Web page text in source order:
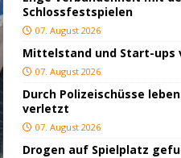
Schlossfestspielen
07. August 2026
Mittelstand und Start-ups
07. August 2026
Durch Polizeischüsse
verletzt
07. August 2026
Drogen auf Spielplatz